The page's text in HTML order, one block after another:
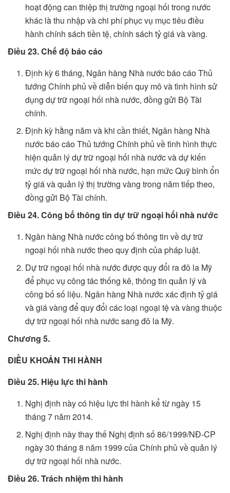
hoạt động can thiệp thị trường ngoại hối trong nước
khác là thu nhập và chi phí phục vụ mục tiêu điều
hành chính sách tiền tệ, chính sách tỷ giá và vàng.
Điều 23. Chế độ báo cáo
Định kỳ 6 tháng, Ngân hàng Nhà nước báo cáo Thủ
tướng Chính phủ về diễn biến quy mô và tình hình sử
dụng dự trữ ngoại hối nhà nước, đồng gửi Bộ Tài
chính.
Định kỳ hằng năm và khi cần thiết, Ngân hàng Nhà
nước báo cáo Thủ tướng Chính phủ về tình hình thực
hiện quản lý dự trữ ngoại hối nhà nước và dự kiến
mức dự trữ ngoại hối nhà nước, hạn mức Quỹ bình ổn
tỷ giá và quản lý thị trường vàng trong năm tiếp theo,
đồng gửi Bộ Tài chính.
Điều 24. Công bố thông tin dự trữ ngoại hối nhà nước
Ngân hàng Nhà nước công bố thông tin về dự trữ
ngoại hối nhà nước theo quy định của pháp luật.
Dự trữ ngoại hối nhà nước được quy đổi ra đô la Mỹ
để phục vụ công tác thống kê, thông tin quản lý và
công bố số liệu. Ngân hàng Nhà nước xác định tỷ giá
và giá vàng để quy đổi các loại ngoại tệ và vàng thuộc
dự trữ ngoại hối nhà nước sang đô la Mỹ.
Chương 5.
ĐIỀU KHOẢN THI HÀNH
Điều 25. Hiệu lực thi hành
Nghị định này có hiệu lực thi hành kể từ ngày 15
tháng 7 năm 2014.
Nghị định này thay thế Nghị định số 86/1999/NĐ-CP
ngày 30 tháng 8 năm 1999 của Chính phủ về quản lý
dự trữ ngoại hối nhà nước.
Điều 26. Trách nhiệm thi hành